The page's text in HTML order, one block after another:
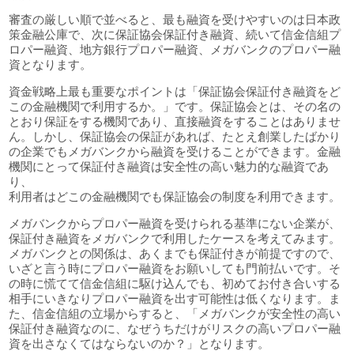
審査の厳しい順で並べると、最も融資を受けやすいのは日本政
策金融公庫で、次に保証協会保証付き融資、続いて信金信組プ
ロパー融資、地方銀行プロパー融資、メガバンクのプロパー融
資となります。
資金戦略上最も重要なポイントは「保証協会保証付き融資をど
この金融機関で利用するか。」です。保証協会とは、その名の
とおり保証をする機関であり、直接融資をすることはありませ
ん。しかし、保証協会の保証があれば、たとえ創業したばかり
の企業でもメガバンクから融資を受けることができます。金融
機関にとって保証付き融資は安全性の高い魅力的な融資であ
り、
利用者はどこの金融機関でも保証協会の制度を利用できます。
メガバンクからプロパー融資を受けられる基準にない企業が、
保証付き融資をメガバンクで利用したケースを考えてみます。
メガバンクとの関係は、あくまでも保証付きが前提ですので、
いざと言う時にプロパー融資をお願いしても門前払いです。そ
の時に慌てて信金信組に駆け込んでも、初めてお付き合いする
相手にいきなりプロパー融資を出す可能性は低くなります。ま
た、信金信組の立場からすると、「メガバンクが安全性の高い
保証付き融資なのに、なぜうちだけがリスクの高いプロパー融
資を出さなくてはならないのか？」となります。